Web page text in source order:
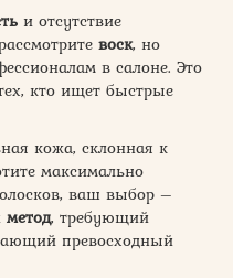
и отсутствие
воск, но
в салоне. Это
кто ищет быстрые
кожа, склонная к
максимально
ваш выбор –
метод, требующий
превосходный